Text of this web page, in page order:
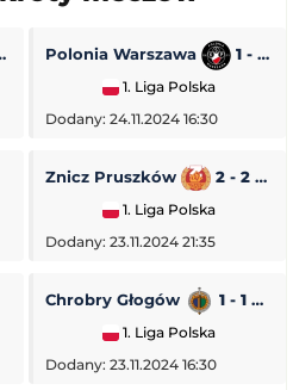
Polonia Warszawa 1 - 0
1. Liga Polska
Dodany: 24.11.2024 16:30
Pogoń Siedlce
Znicz Pruszków 2 - 2
1. Liga Polska
Dodany: 23.11.2024 21:35
GKS Tychy
Chrobry Głogów 1 - 1
1. Liga Polska
Dodany: 23.11.2024 16:30